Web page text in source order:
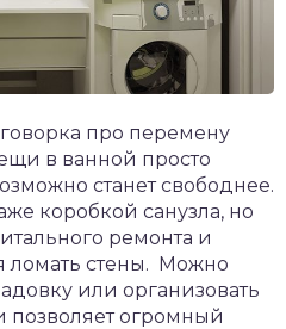
про перемену
в ванной просто
станет свободнее.
коробкой санузла, но
ремонта и
ломать стены. Можно
или организовать
позволяет огромный